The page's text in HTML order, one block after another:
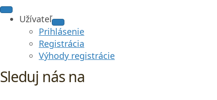
Užívateľ
Prihlásenie
Registrácia
Výhody registrácie
Sleduj nás na